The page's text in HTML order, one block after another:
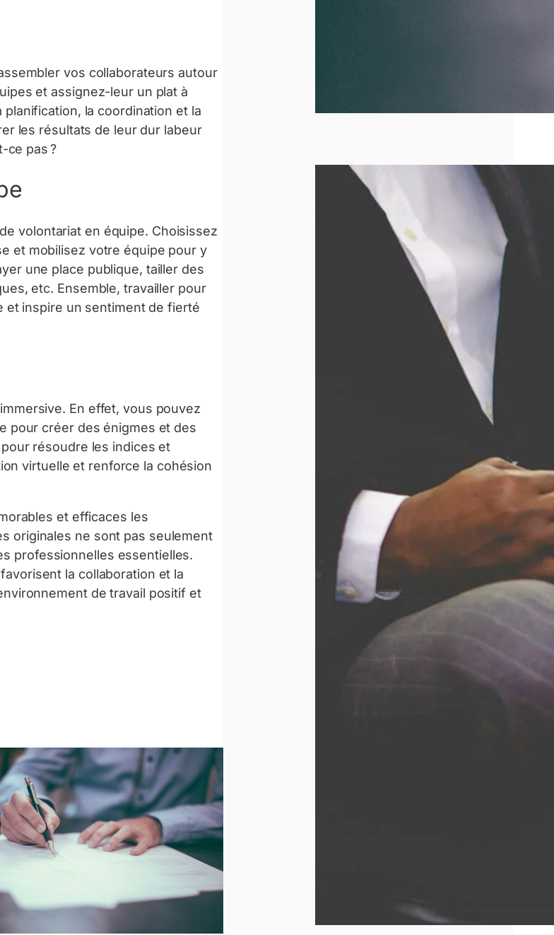
vos collaborateurs autour
et assignez-leur un plat à
la coordination et la
les résultats de leur dur labeur
ce pas ?
volontariat en équipe. Choisissez
et mobilisez votre équipe pour y
une place publique, tailler des
etc. Ensemble, travailler pour
et inspire un sentiment de fierté
En effet, vous pouvez
pour créer des énigmes et des
résoudre les indices et
virtuelle et renforce la cohésion
et efficaces les
originales ne sont pas seulement
professionnelles essentielles.
la collaboration et la
de travail positif et
Comment
obtenir le
meilleur prix
lors d’un
rachat d’or ?